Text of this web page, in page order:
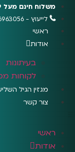
לתוכן
משלוח חינם מעל 499 ₪
לייעוץ - 054-6963056
ראשי
אודות
בעיתונות
לקוחות
מגזין הגיל
צור קשר
ראשי
אודות